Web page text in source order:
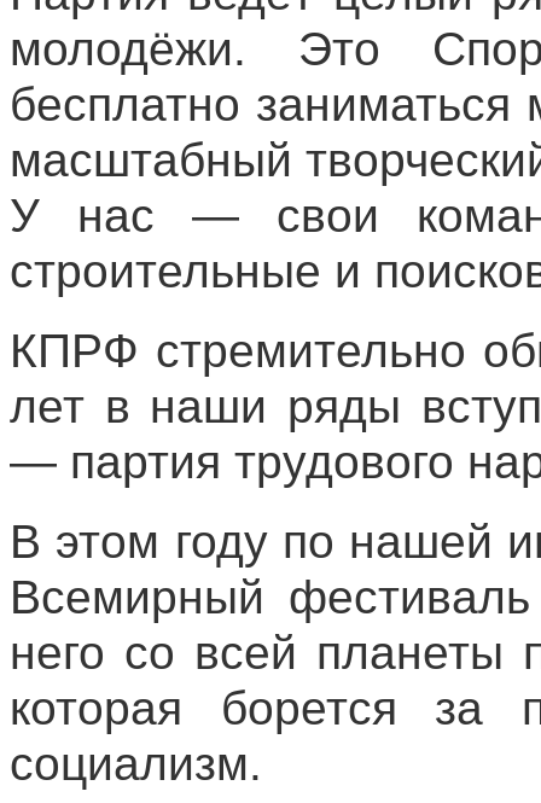
молодёжи. Это
бесплатно
масштабный
У нас — свои
строительные и
КПРФ стремительно
лет в наши ряды
— партия трудового
В этом году по нашей
Всемирный
него со всей планеты
которая борется за
социализм.